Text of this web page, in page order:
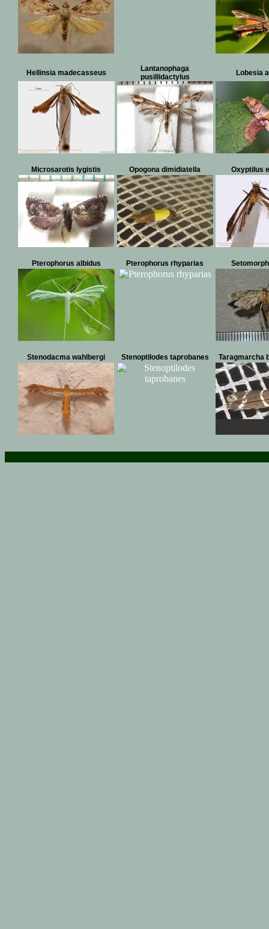
Hellinsia madecasseus
Lantanophaga
pusillidactylus
Lobesia
Microsarotis lygistis Opogona dimidiatella Oxyptilus
Pterophorus albidus Pterophorus rhyparias
Stenodacma wahlbergi Stenoptilodes taprobanes Taragmarcha